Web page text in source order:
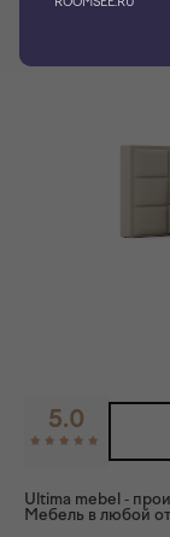
5.0
Ultima mebel -
Мебель в любой